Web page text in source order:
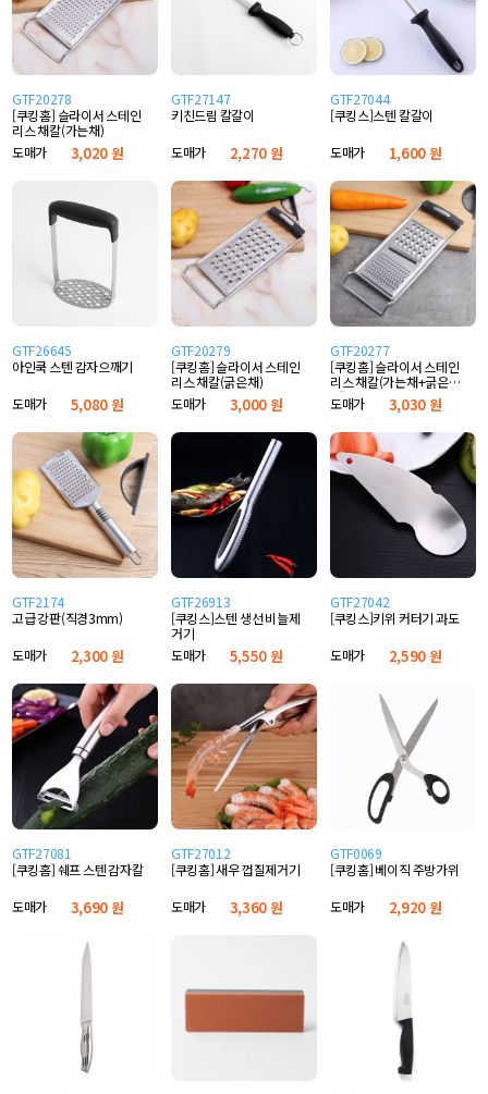
GTF20278
[쿠킹홈] 슬라이서 스테인
리스 채칼(가는채)
도매가
3,020 원
GTF27147
키친드림 칼갈이
도매가
2,270 원
GTF27044
[쿠킹스]스텐 칼갈이
도매가
1,600 원
GTF26645
아인쿡 스텐 감자으깨기
도매가
5,080 원
GTF20279
[쿠킹홈] 슬라이서 스테인
리스 채칼(굵은채)
도매가
3,000 원
GTF20277
[쿠킹홈] 슬라이서 스테인
리스 채칼(가는채+굵은
채)
도매가 3,030 원
GTF2174
고급 강판(직경3mm)
도매가
2,300 원
GTF26913
[쿠킹스]스텐 생선 비늘제
거기
도매가
5,550 원
GTF27042
[쿠킹스]키위 커터기 과도
도매가
2,590 원
GTF27081
[쿠킹홈] 쉐프 스텐 감자칼
도매가
3,690 원
GTF27012
[쿠킹홈] 새우 껍질제거기
도매가
3,360 원
GTF0069
[쿠킹홈] 베이직 주방가위
도매가
2,920 원